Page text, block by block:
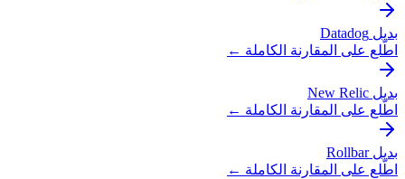
بديل Datadog
اطّلع على المقارنة الكاملة ←
بديل New Relic
اطّلع على المقارنة الكاملة ←
بديل Rollbar
اطّلع على المقارنة الكاملة ←